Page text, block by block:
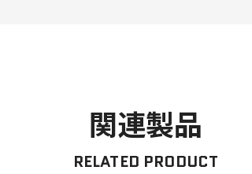
関連製品
RELATED PRODUCT